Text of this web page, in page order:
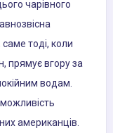
чарівного
тоді, коли
прямує вгору за
водам.
американців.